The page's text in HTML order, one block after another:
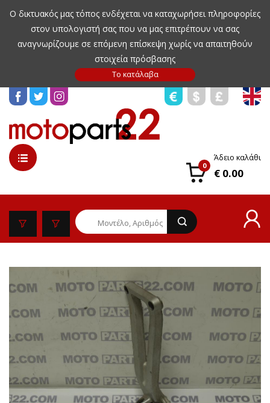
Ο δικτυακός μας τόπος ενδέχεται να καταχωρήσει πληροφορίες
στον υπολογιστή σας που να μας επιτρέπουν να σας
αναγνωρίζουμε σε επόμενη επίσκεψη χωρίς να απαιτηθούν
στοιχεία πρόσβασης
0
Άδειο καλάθι
€ 0.00